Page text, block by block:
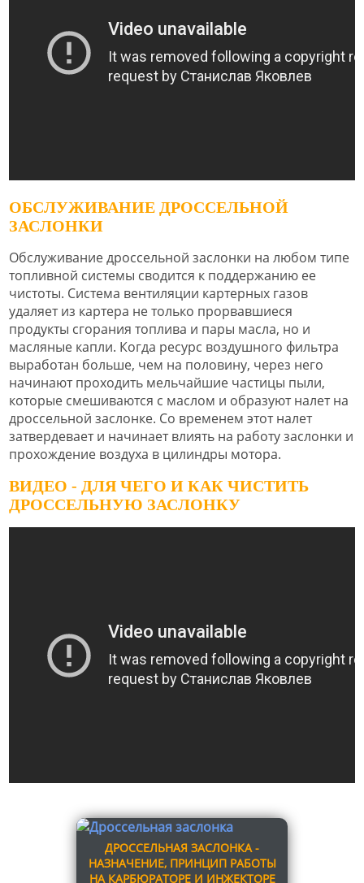
ОБСЛУЖИВАНИЕ ДРОССЕЛЬНОЙ
ЗАСЛОНКИ
Обслуживание дроссельной заслонки на любом типе
топливной системы сводится к поддержанию ее
чистоты. Система вентиляции картерных газов
удаляет из картера не только прорвавшиеся
продукты сгорания топлива и пары масла, но и
масляные капли. Когда ресурс воздушного фильтра
выработан больше, чем на половину, через него
начинают проходить мельчайшие частицы пыли,
которые смешиваются с маслом и образуют налет на
дроссельной заслонке. Со временем этот налет
затвердевает и начинает влиять на работу заслонки и
прохождение воздуха в цилиндры мотора.
ВИДЕО - ДЛЯ ЧЕГО И КАК ЧИСТИТЬ
ДРОССЕЛЬНУЮ ЗАСЛОНКУ
ДРОССЕЛЬНАЯ ЗАСЛОНКА -
НАЗНАЧЕНИЕ, ПРИНЦИП РАБОТЫ
НА КАРБЮРАТОРЕ И ИНЖЕКТОРЕ